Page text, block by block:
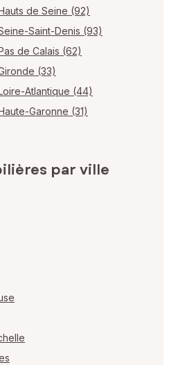
de Seine (92)
Saint-Denis (93)
de Calais (62)
(33)
Atlantique (44)
Garonne (31)
par ville